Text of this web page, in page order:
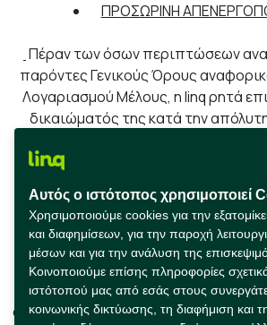
ΠΡΟΣΩΡΙΝΗ
Πέραν των όσων περιπτώσεων
παρόντες Γενικούς Όρους
Λογαριασμού Μέλους, η linq ρητά
δικαιώματός της κατά την
Λογαριασμό του Μέλους άμεσα
οποιονδήποτε όρο του
ληξιπρόθεσμες οφειλές προς αυτή
άρει την παράβαση εντός
την απόλυτη διακριτική της ευχέρεια
περίπτωση μη συμμόρφωσης του, η
απενεργοποιήσει οριστικά το
Αυτός ο ιστότοπος χρησιμοποιεί
Χρησιμοποιούμε cookies για την
και διαφημίσεων, για την παροχή
μέσων και για την ανάλυση της
Κοινοποιούμε επίσης πληροφορίες
ιστότοπού μας από εσάς στους
κοινωνικής δικτύωσης, τη διαφήμιση και